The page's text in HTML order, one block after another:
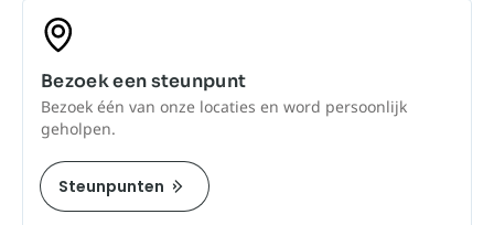
Bezoek een steunpunt
Bezoek één van onze locaties en word persoonlijk
geholpen.
Steunpunten